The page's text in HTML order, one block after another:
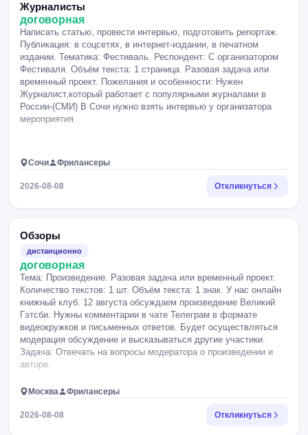
Журналисты
договорная
Написать статью, провести интервью, подготовить репортаж.
Публикация: в соцсетях, в интернет-издании, в печатном
издании. Тематика: Фестиваль. Респондент: С организатором
Фестиваля. Объём текста: 1 страница. Разовая задача или
временный проект. Пожелания и особенности: Нужен
Журналист,который работает с популярными журналами в
России-(СМИ) В Сочи нужно взять интервью у организатора
мероприятия.
Сочи Фрилансеры
2026-08-08 Откликнуться
Обзоры
дистанционно
договорная
Тема: Произведение. Разовая задача или временный проект.
Количество текстов: 1 шт. Объём текста: 1 знак. У нас онлайн
книжный клуб. 12 августа обсуждаем произведение Великий
Гэтсби. Нужны комментарии в чате Телеграм в формате
видеокружков и письменных ответов. Будет осуществляться
модерация обсуждение и высказываться другие участики.
Задача: Отвечать на вопросы модератора о произведении и
авторе.
Москва Фрилансеры
2026-08-08 Откликнуться